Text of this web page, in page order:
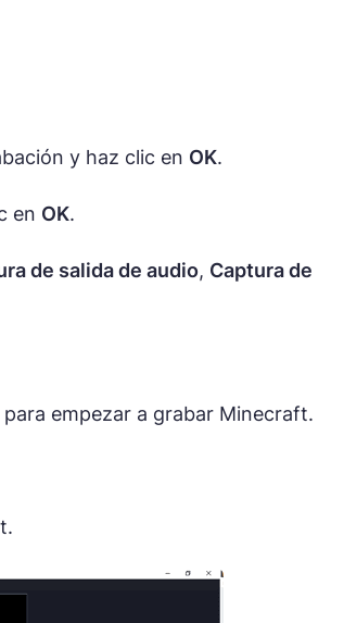
y haz clic en OK.
en OK.
de salida de audio, Captura de
para empezar a grabar Minecraft.